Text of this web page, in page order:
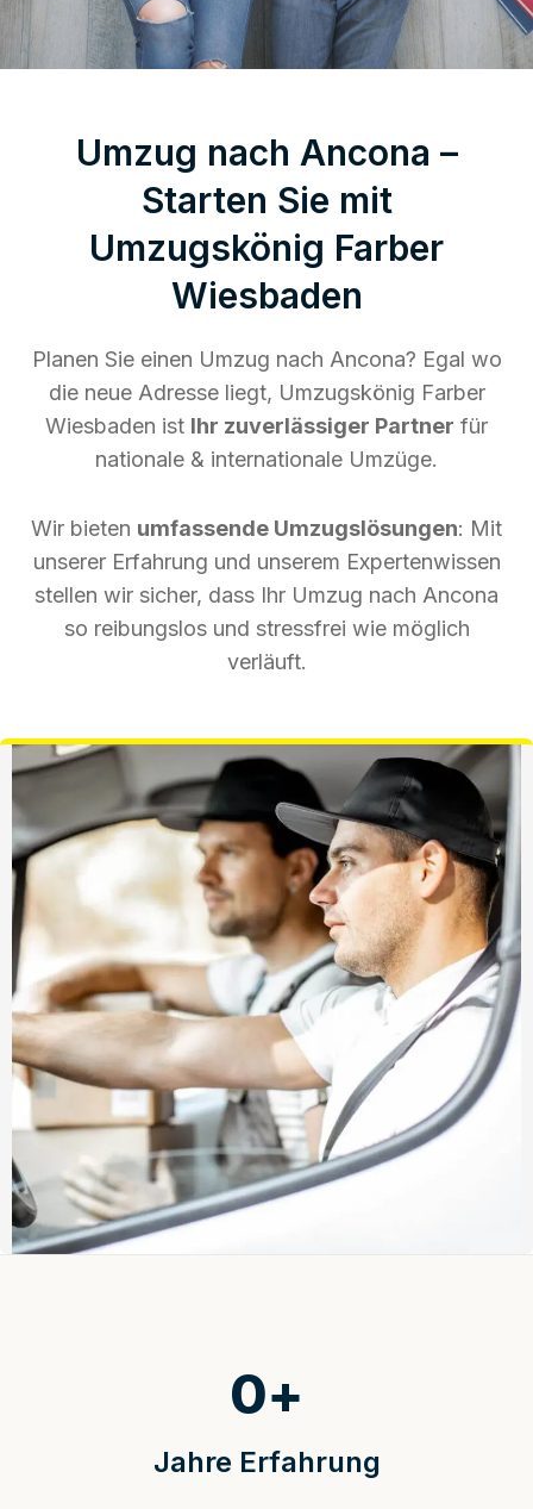
Umzug nach Ancona –
Starten Sie mit
Umzugskönig Farber
Wiesbaden
Planen Sie einen Umzug nach Ancona? Egal wo
die neue Adresse liegt, Umzugskönig Farber
Wiesbaden ist Ihr zuverlässiger Partner für
nationale & internationale Umzüge.
Wir bieten umfassende Umzugslösungen: Mit
unserer Erfahrung und unserem Expertenwissen
stellen wir sicher, dass Ihr Umzug nach Ancona
so reibungslos und stressfrei wie möglich
verläuft.
Jahre Erfahrung
0+